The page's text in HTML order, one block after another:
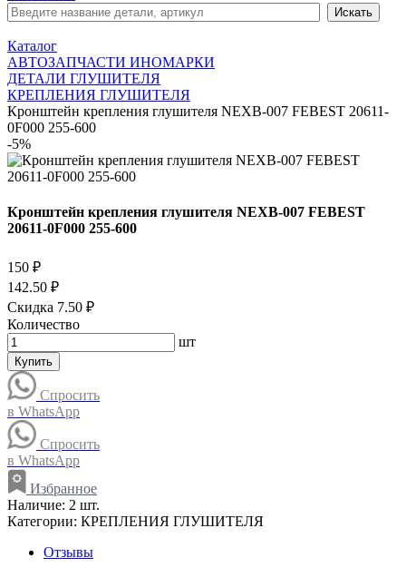
Каталог
АВТОЗАПЧАСТИ ИНОМАРКИ
ДЕТАЛИ ГЛУШИТЕЛЯ
КРЕПЛЕНИЯ ГЛУШИТЕЛЯ
Кронштейн крепления глушителя NEXB-007 FEBEST 20611-
0F000 255-600
-5%
Кронштейн крепления глушителя NEXB-007 FEBEST
20611-0F000 255-600
150 ₽
142.50 ₽
Скидка 7.50 ₽
Количество
шт
Купить
Спросить
в WhatsApp
Спросить
в WhatsApp
Избранное
Наличие: 2 шт.
Категории: КРЕПЛЕНИЯ ГЛУШИТЕЛЯ
Отзывы